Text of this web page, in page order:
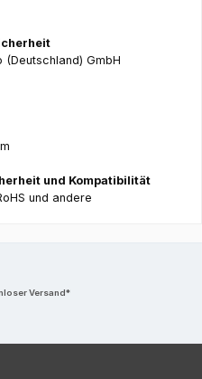
GmbH
und Kompatibilität
und andere
Versand*